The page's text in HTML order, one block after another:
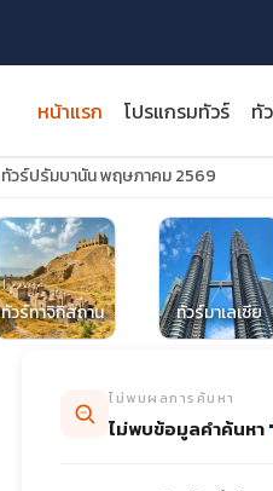
หน้าแรก โปรแกรมทัวร์ ทั
close
ทัวร์ปรัมบานัน พฤษภาคม 2569
ทัวร์ทาจิกิสถาน ทัวร์มาเลเซีย
ไม่พบผลการค้นหา
ไม่พบข้อมูลคำค้นหา